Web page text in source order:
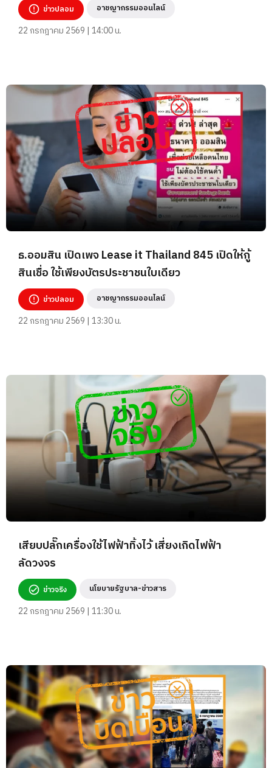
ข่าวปลอม อาชญากรรมออนไลน์
22 กรกฎาคม 2569 | 14:00 น.
ธ.ออมสิน เปิดเพจ Lease it Thailand 845 เปิดให้กู้
สินเชื่อ ใช้เพียงบัตรประชาชนใบเดียว
ข่าวปลอม อาชญากรรมออนไลน์
22 กรกฎาคม 2569 | 13:30 น.
เสียบปลั๊กเครื่องใช้ไฟฟ้าทิ้งไว้ เสี่ยงเกิดไฟฟ้า
ลัดวงจร
ข่าวจริง นโยบายรัฐบาล-ข่าวสาร
22 กรกฎาคม 2569 | 11:30 น.